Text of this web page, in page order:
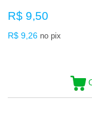
R$ 9,50
R$ 9,26 no pix